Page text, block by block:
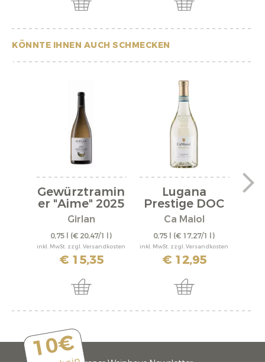
KÖNNTE IHNEN AUCH SCHMECKEN
Gewürztramin
er "Aime" 2025
Girlan
0,75 l (€ 20,47/1 l)
inkl. MwSt. zzgl. Versandkosten
€ 15,35
Lugana
Prestige DOC
2025
Ca Maiol
0,75 l (€ 17,27/1 l)
inkl. MwSt. zzgl. Versandkosten
€ 12,95
10€